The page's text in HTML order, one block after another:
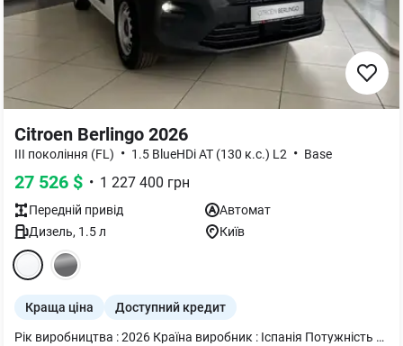
Citroen Berlingo 2026
III покоління (FL) • 1.5 BlueHDi АТ (130 к.с.) L2 • Base
27 526 $ • 1 227 400 грн
Передній привід
Автомат
Дизель, 1.5л Київ
Краща ціна Доступний кредит
Рік виробництва : 2026 Країна виробник : Іспанія Потужність двигуна – 100 к.с. (75 кВт) Об'єм двигуна - 1499 см3 Максимальна швидкість, км/г - 148 Тип Пального – Дизель Коробка перемикання передач - АКПП-8 Витрата палива у міському циклі - 4,8 л. Витрата палива у заміському циклі - 4,0 л. Витрата палива у змішаному циклі - 4,3 л.